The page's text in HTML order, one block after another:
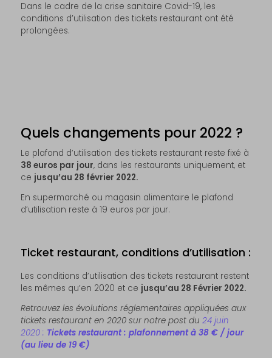
Dans le cadre de la crise sanitaire Covid-19, les
conditions d’utilisation des tickets restaurant ont été
prolongées.
Quels changements pour 2022 ?
Le plafond d’utilisation des tickets restaurant reste fixé à
38 euros par jour, dans les restaurants uniquement, et
ce jusqu’au 28 février 2022.
En supermarché ou magasin alimentaire le plafond
d’utilisation reste à 19 euros par jour.
Ticket restaurant, conditions d’utilisation :
Les conditions d’utilisation des tickets restaurant restent
les mêmes qu’en 2020 et ce jusqu’au 28 Février 2022.
Retrouvez les évolutions réglementaires appliquées aux
tickets restaurant en 2020 sur notre post du24 juin
2020 : Tickets restaurant : plafonnement à 38 € / jour
(au lieu de 19 €)